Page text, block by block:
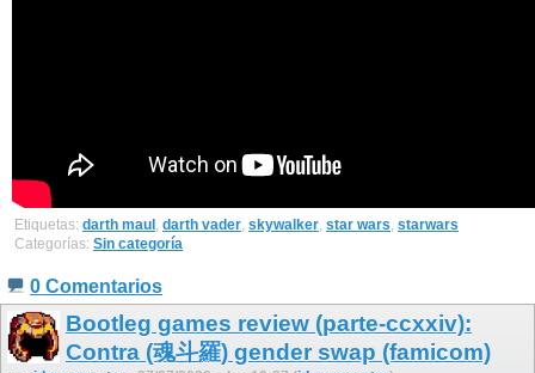
Etiquetas: darth maul , darth vader, skywalker, star wars, starwars
Categorías: Sin categoría
0 Comentarios
Bootleg games review (parte-ccxxiv):
Contra (魂斗羅) gender swap (famicom)